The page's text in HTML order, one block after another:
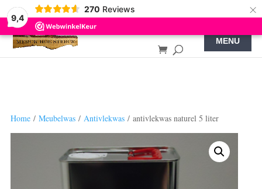
9,4
270 Reviews ×
Home/ Meubelwas/ Antivlekwas/ antivlekwas naturel 5 liter